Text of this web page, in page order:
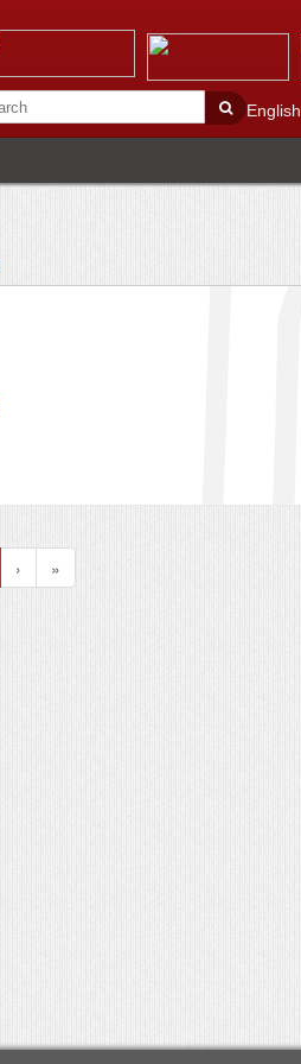
English
› »